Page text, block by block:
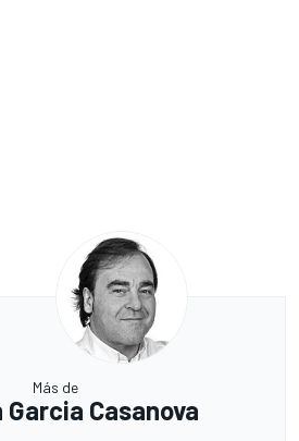
Más de
Garcia Casanova